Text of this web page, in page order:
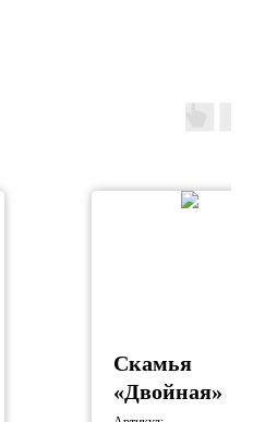
Скамья
«Двойная»